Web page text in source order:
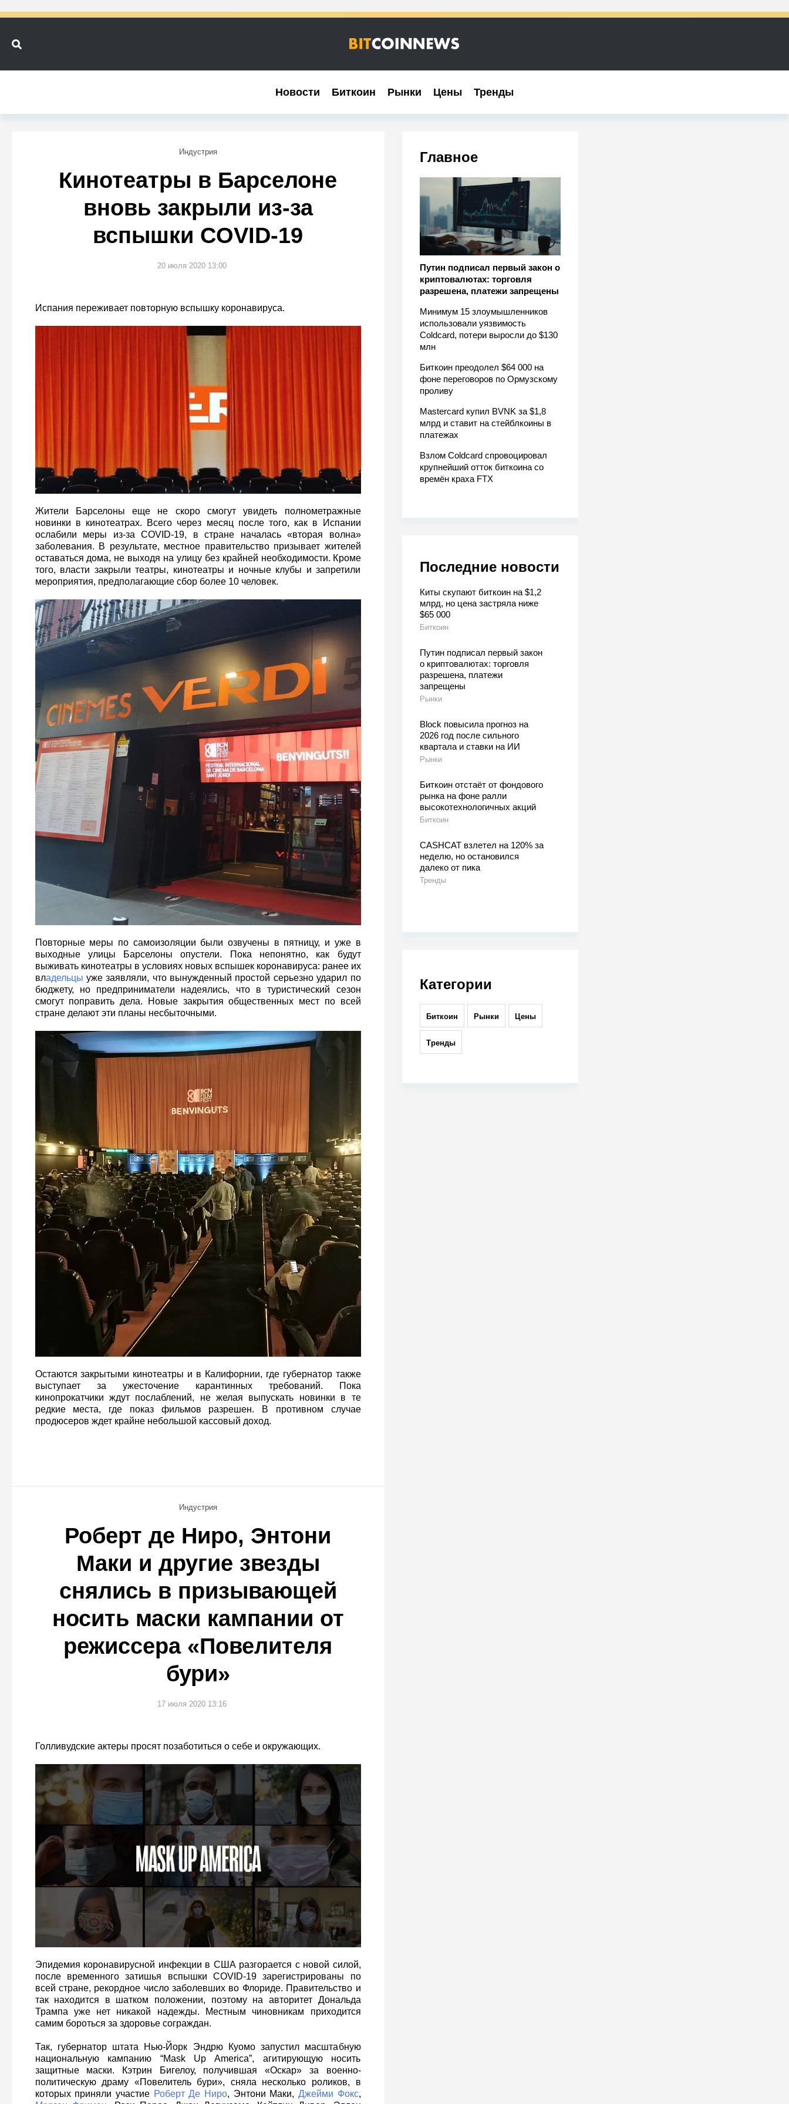
Новости Биткоин Рынки Цены Тренды
Новости Биткоин Рынки Цены Тренды
Главное
Путин подписал первый закон о
криптовалютах: торговля
разрешена, платежи запрещены
Минимум 15 злоумышленников
использовали уязвимость
Coldcard, потери выросли до $130
млн
Биткоин преодолел $64 000 на
фоне переговоров по Ормузскому
проливу
Mastercard купил BVNK за $1,8
млрд и ставит на стейблкоины в
платежах
Взлом Coldcard спровоцировал
крупнейший отток биткоина со
времён краха FTX
Последние новости
Киты скупают биткоин на $1,2
млрд, но цена застряла ниже
$65 000
Биткоин
Путин подписал первый закон
о криптовалютах: торговля
разрешена, платежи
запрещены
Рынки
Block повысила прогноз на
2026 год после сильного
квартала и ставки на ИИ
Рынки
Биткоин отстаёт от фондового
рынка на фоне ралли
высокотехнологичных акций
Биткоин
CASHCAT взлетел на 120% за
неделю, но остановился
далеко от пика
Тренды
Категории
Биткоин Рынки Цены
Тренды
Индустрия
Кинотеатры в Барселоне
вновь закрыли из-за
вспышки COVID-19
20 июля 2020 13:00
Испания переживает повторную вспышку коронавируса.
Жители Барселоны еще не скоро смогут увидеть полнометражные
новинки в кинотеатрах. Всего через месяц после того, как в Испании
ослабили меры из-за COVID-19, в стране началась «вторая волна»
заболевания. В результате, местное правительство призывает жителей
оставаться дома, не выходя на улицу без крайней необходимости. Кроме
того, власти закрыли театры, кинотеатры и ночные клубы и запретили
мероприятия, предполагающие сбор более 10 человек.
Повторные меры по самоизоляции были озвучены в пятницу, и уже в
выходные улицы Барселоны опустели. Пока непонятно, как будут
выживать кинотеатры в условиях новых вспышек коронавируса: ранее их
владельцы уже заявляли, что вынужденный простой серьезно ударил по
бюджету, но предприниматели надеялись, что в туристический сезон
смогут поправить дела. Новые закрытия общественных мест по всей
стране делают эти планы несбыточными.
Остаются закрытыми кинотеатры и в Калифорнии, где губернатор также
выступает за ужесточение карантинных требований. Пока
кинопрокатчики ждут послаблений, не желая выпускать новинки в те
редкие места, где показ фильмов разрешен. В противном случае
продюсеров ждет крайне небольшой кассовый доход.
Индустрия
Роберт де Ниро, Энтони
Маки и другие звезды
снялись в призывающей
носить маски кампании от
режиссера «Повелителя
бури»
17 июля 2020 13:16
Голливудские актеры просят позаботиться о себе и окружающих.
Эпидемия коронавирусной инфекции в США разгорается с новой силой,
после временного затишья вспышки COVID-19 зарегистрированы по
всей стране, рекордное число заболевших во Флориде. Правительство и
так находится в шатком положении, поэтому на авторитет Дональда
Трампа уже нет никакой надежды. Местным чиновникам приходится
самим бороться за здоровье сограждан.
Так, губернатор штата Нью-Йорк Эндрю Куомо запустил масштабную
национальную кампанию “Mask Up America”, агитирующую носить
защитные маски. Кэтрин Бигелоу, получившая «Оскар» за военно-
политическую драму «Повелитель бури», сняла несколько роликов, в
которых приняли участие Роберт Де Ниро, Энтони Маки, Джейми Фокс,